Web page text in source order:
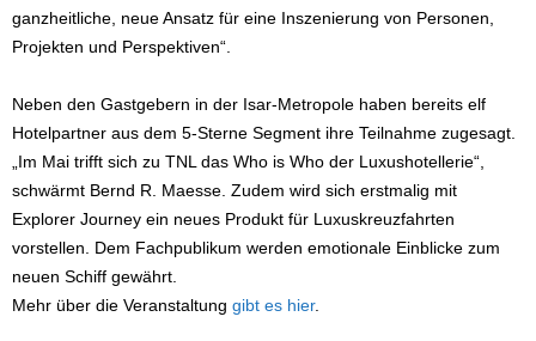
ganzheitliche, neue Ansatz für eine Inszenierung von Personen,
Projekten und Perspektiven“.
Neben den Gastgebern in der Isar-Metropole haben bereits elf
Hotelpartner aus dem 5-Sterne Segment ihre Teilnahme zugesagt.
„Im Mai trifft sich zu TNL das Who is Who der Luxushotellerie“,
schwärmt Bernd R. Maesse. Zudem wird sich erstmalig mit
Explorer Journey ein neues Produkt für Luxuskreuzfahrten
vorstellen. Dem Fachpublikum werden emotionale Einblicke zum
neuen Schiff gewährt.
Mehr über die Veranstaltung gibt es hier.